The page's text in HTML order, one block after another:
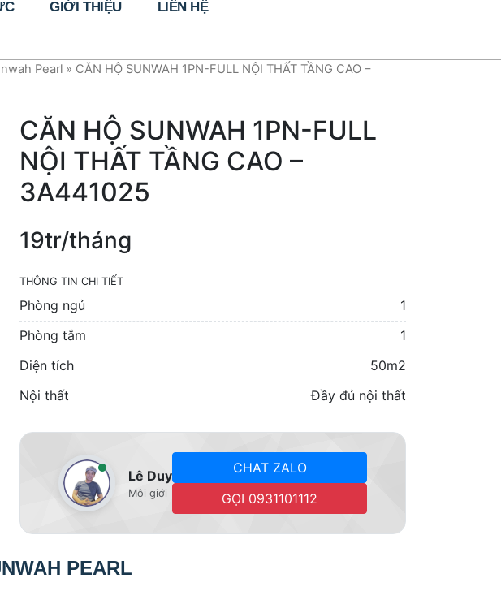
GIỚI THIỆU LIÊN HỆ
Pearl » CĂN HỘ SUNWAH 1PN-FULL NỘI THẤT TẦNG CAO –
CĂN HỘ SUNWAH 1PN-FULL
NỘI THẤT TẦNG CAO –
3A441025
19tr/tháng
THÔNG TIN CHI TIẾT
Phòng ngủ
1
Phòng tắm
1
Diện tích
50m2
Nội thất
Đầy đủ nội thất
Lê Duy
Môi giới
CHAT ZALO
GỌI 0931101112
PEARL